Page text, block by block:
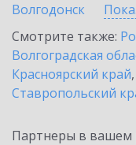
Волгодонск
Смотрите также:
Волгоградская
Красноярский край,
Ставропольский
Партнеры в вашем